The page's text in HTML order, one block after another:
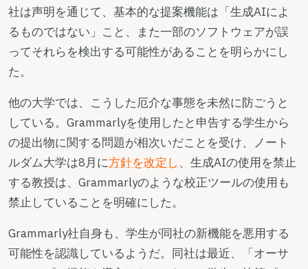
社は声明を通じて、基本的な提案機能は「生成AIによ
るものではない」こと、また一部のソフトウェアが誤
ってそれらを検出する可能性があることを明らかにし
た。
他の大学では、こうした厄介な事態を未然に防ごうと
している。Grammarlyを使用したと申告する学生から
の提出物に関する問題が相次いだことを受け、ノート
ルダム大学は8月に方針を改定し、生成AIの使用を禁止
する教授は、Grammarlyのような校正ツールの使用も
禁止していることを明確にした。
Grammarly社自身も、学生が同社の新機能を悪用する
可能性を認識しているようだ。同社は最近、「オーサ